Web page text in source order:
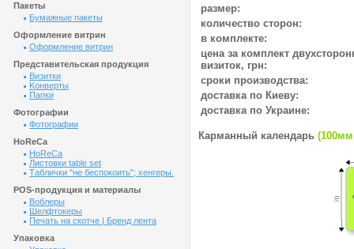
Пакеты
Бумажные пакеты
Оформление витрин
Оформление витрин
Представительская продукция
Визитки
Kонверты
Папки
Фотографии
Фотографии
HoReCa
HoReCa
Листовки table set
Таблички "не беспокоить"; хенгеры.
POS-продукция и материалы
Воблеры
Шелфтокеры
Печать на скотче | Бренд лента
Упаковка
размер:
количество сторон:
в комплекте:
цена за комплект
визиток, грн:
сроки производства:
доставка по Киеву:
доставка по Украине:
Карманный календарь